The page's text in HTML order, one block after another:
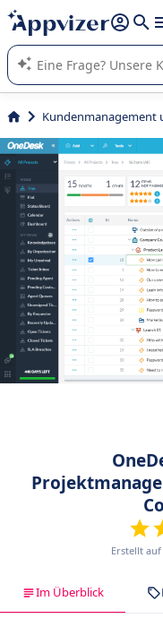
beantworten (mehrere
Die KI von Appvizer führt
von SaaS-Software in
Kundenmanagement
Erstellt auf
Im Überblick